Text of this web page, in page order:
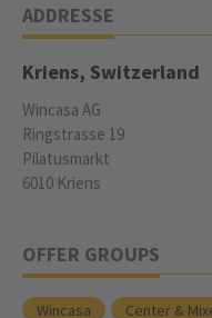
ADDRESSE
Kriens, Switzerland
Wincasa AG
Ringstrasse 19
Pilatusmarkt
6010 Kriens
OFFER GROUPS
Wincasa Center &